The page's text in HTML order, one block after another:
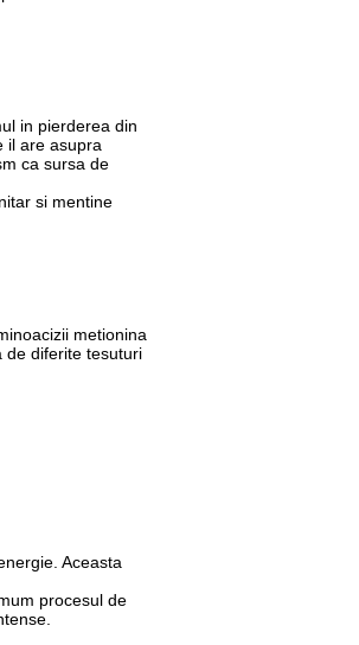
in pierderea din
il are asupra
ca sursa de
si mentine
metionina
de diferite tesuturi
Aceasta
procesul de